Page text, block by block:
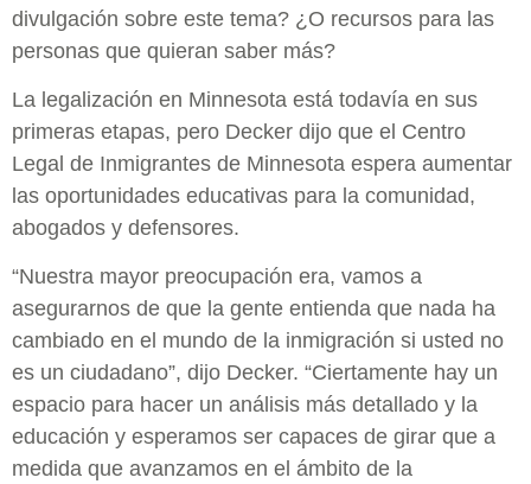
divulgación sobre este tema? ¿O recursos para las
personas que quieran saber más?
La legalización en Minnesota está todavía en sus
primeras etapas, pero Decker dijo que el Centro
Legal de Inmigrantes de Minnesota espera aumentar
las oportunidades educativas para la comunidad,
abogados y defensores.
“Nuestra mayor preocupación era, vamos a
asegurarnos de que la gente entienda que nada ha
cambiado en el mundo de la inmigración si usted no
es un ciudadano”, dijo Decker. “Ciertamente hay un
espacio para hacer un análisis más detallado y la
educación y esperamos ser capaces de girar que a
medida que avanzamos en el ámbito de la